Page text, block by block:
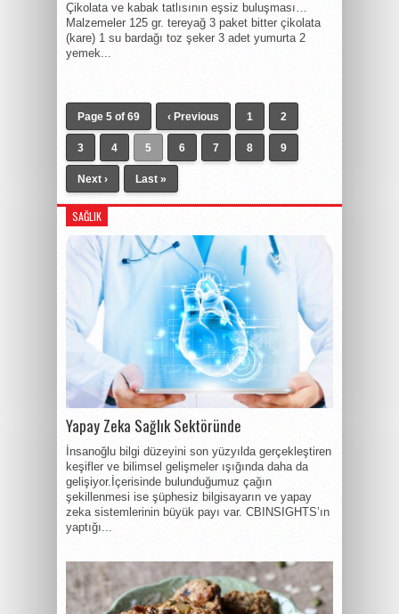
Çikolata ve kabak tatlısının eşsiz buluşması…
Malzemeler 125 gr. tereyağ 3 paket bitter çikolata
(kare) 1 su bardağı toz şeker 3 adet yumurta 2
yemek...
Page 5 of 69 ‹ Previous 1 2
3 4 5 6 7 8 9
Next › Last »
SAĞLIK
Yapay Zeka Sağlık Sektöründe
İnsanoğlu bilgi düzeyini son yüzyılda gerçekleştiren
keşifler ve bilimsel gelişmeler ışığında daha da
gelişiyor.İçerisinde bulunduğumuz çağın
şekillenmesi ise şüphesiz bilgisayarın ve yapay
zeka sistemlerinin büyük payı var. CBINSIGHTS’ın
yaptığı...